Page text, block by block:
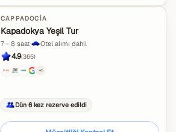
CAPPADOCIA
Kapadokya Yeşil Tur
7 - 8 saat· Otel alımı dahil
4.9(365)
+1
Dün 6 kez rezerve edildi